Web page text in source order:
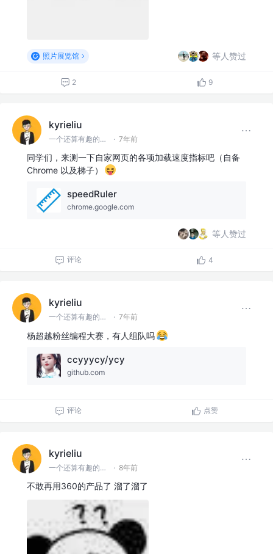
照片展览馆 等人赞过
2 9
kyrieliu
一个还算有趣的前端er · 7年前
同学们，来测一下自家网页的各项加载速度指标吧（自备
Chrome 以及梯子）
speedRuler
chrome.google.com
等人赞过
评论 4
kyrieliu
一个还算有趣的前端er · 7年前
杨超越粉丝编程大赛，有人组队吗
ccyyycy/ycy
github.com
评论 点赞
kyrieliu
一个还算有趣的前端er · 8年前
不敢再用360的产品了 溜了溜了